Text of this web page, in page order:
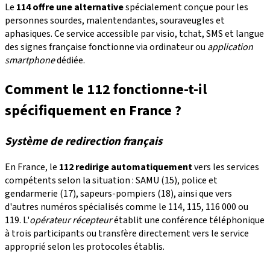
Le 114 offre une alternativespécialement conçue pour les
personnes sourdes, malentendantes, souraveugles et
aphasiques. Ce service accessible par visio, tchat, SMS et langue
des signes française fonctionne via ordinateur ou application
smartphonedédiée.
Comment le 112 fonctionne-t-il
spécifiquement en France ?
Système de redirection français
En France, le 112 redirige automatiquementvers les services
compétents selon la situation : SAMU (15), police et
gendarmerie (17), sapeurs-pompiers (18), ainsi que vers
d'autres numéros spécialisés comme le 114, 115, 116 000 ou
119. L'opérateur récepteurétablit une conférence téléphonique
à trois participants ou transfère directement vers le service
approprié selon les protocoles établis.